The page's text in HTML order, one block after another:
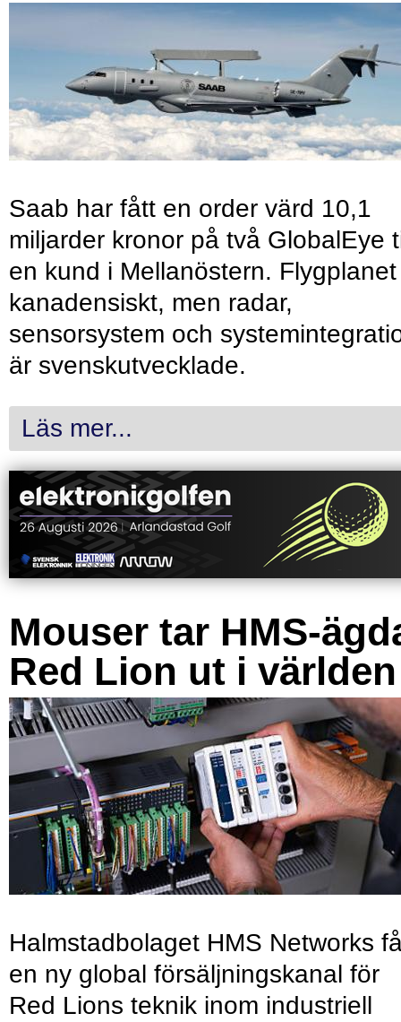
Saab har fått en order värd 10,1
miljarder kronor på två GlobalEye
en kund i Mellanöstern.
kanadensiskt, men radar,
sensorsystem och
är svenskutvecklade.
Läs mer...
Mouser tar HMS-
Red Lion ut i världen
Halmstadbolaget HMS Networks
en ny global försäljningskanal för
Red Lions teknik inom industriell